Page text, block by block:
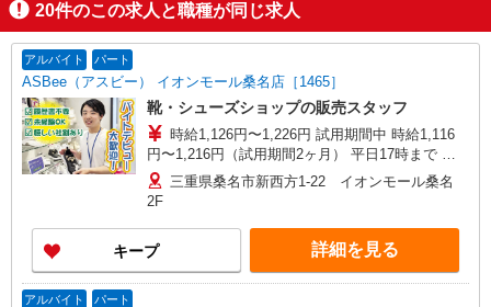
20件のこの求人と職種が同じ求人
アルバイト パート
ASBee（アスビー） イオンモール桑名店［1465］
靴・シューズショップの販売スタッフ
時給1,126円〜1,226円 試用期間中 時給1,116
円〜1,216円（試用期間2ヶ月） 平日17時まで 時
給1,126円 平日17〜20時まで 時給1,176円 平日20
時〜 時給1,176円 日・祝17時まで 時給1,226円
給1,226円 ※資格・経験による
三重県桑名市新西方1-22 イオンモール桑名
2F
キープ 詳細を見る
アルバイト パート